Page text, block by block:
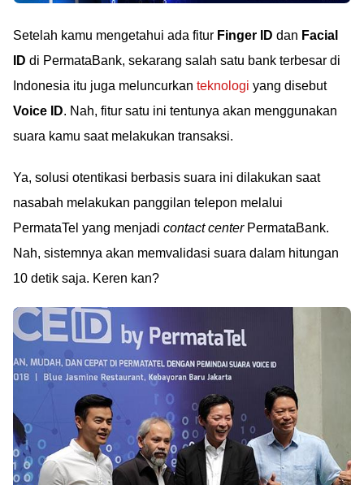
Setelah kamu mengetahui ada fitur Finger ID dan Facial
ID di PermataBank, sekarang salah satu bank terbesar di
Indonesia itu juga meluncurkan teknologi yang disebut
Voice ID. Nah, fitur satu ini tentunya akan menggunakan
suara kamu saat melakukan transaksi.
Ya, solusi otentikasi berbasis suara ini dilakukan saat
nasabah melakukan panggilan telepon melalui
PermataTel yang menjadi contact centerPermataBank.
Nah, sistemnya akan memvalidasi suara dalam hitungan
10 detik saja. Keren kan?